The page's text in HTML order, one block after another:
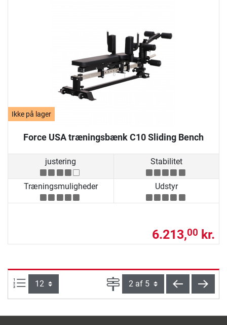
Ikke på lager
Force USA træningsbænk C10 Sliding Bench
justering Stabilitet
Træningsmuligheder Udstyr
6.213,00 kr.
Artikel pr. side: Side tilbage